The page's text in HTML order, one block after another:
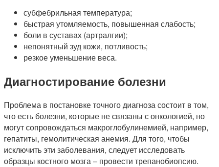
субфебрильная температура;
быстрая утомляемость, повышенная слабость;
боли в суставах (артралгии);
непонятный зуд кожи, потливость;
резкое уменьшение веса.
Диагностирование болезни
Проблема в постановке точного диагноза состоит в том,
что есть болезни, которые не связаны с онкологией, но
могут сопровождаться макроглобулинемией, например,
гепатиты, гемолитическая анемия. Для того, чтобы
исключить эти заболевания, следует исследовать
образцы костного мозга – провести трепанобиопсию.